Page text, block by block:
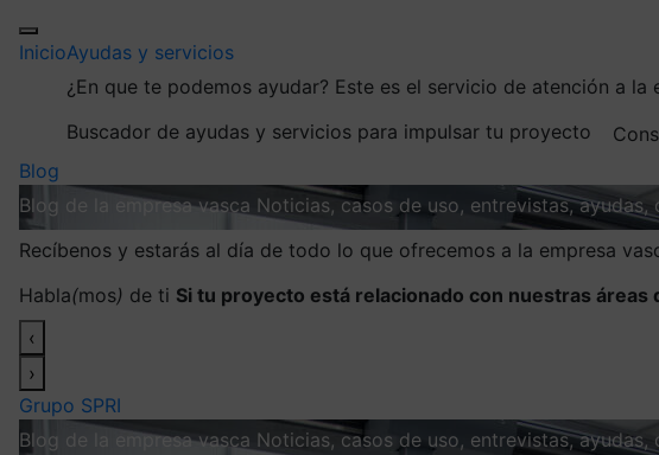
InicioAyudas y servicios
¿En que te podemos ayudar? Este es el servicio de atención a la
Buscador de ayudas y servicios para impulsar tu proyecto
Blog
Blog de la empresa vasca Noticias, casos de uso, entrevistas,
Recíbenos y estarás al día de todo lo que ofrecemos a la empresa
Habla(mos) de ti Si tu proyecto está relacionado con nuestras áreas
‹
›
Grupo SPRI
Blog de la empresa vasca Noticias, casos de uso, entrevistas,